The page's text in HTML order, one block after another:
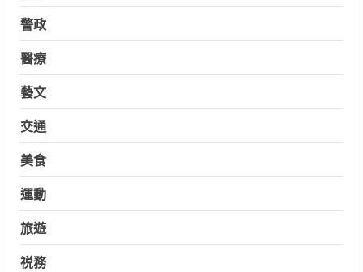
警政
醫療
藝文
交通
美食
運動
旅遊
祱務